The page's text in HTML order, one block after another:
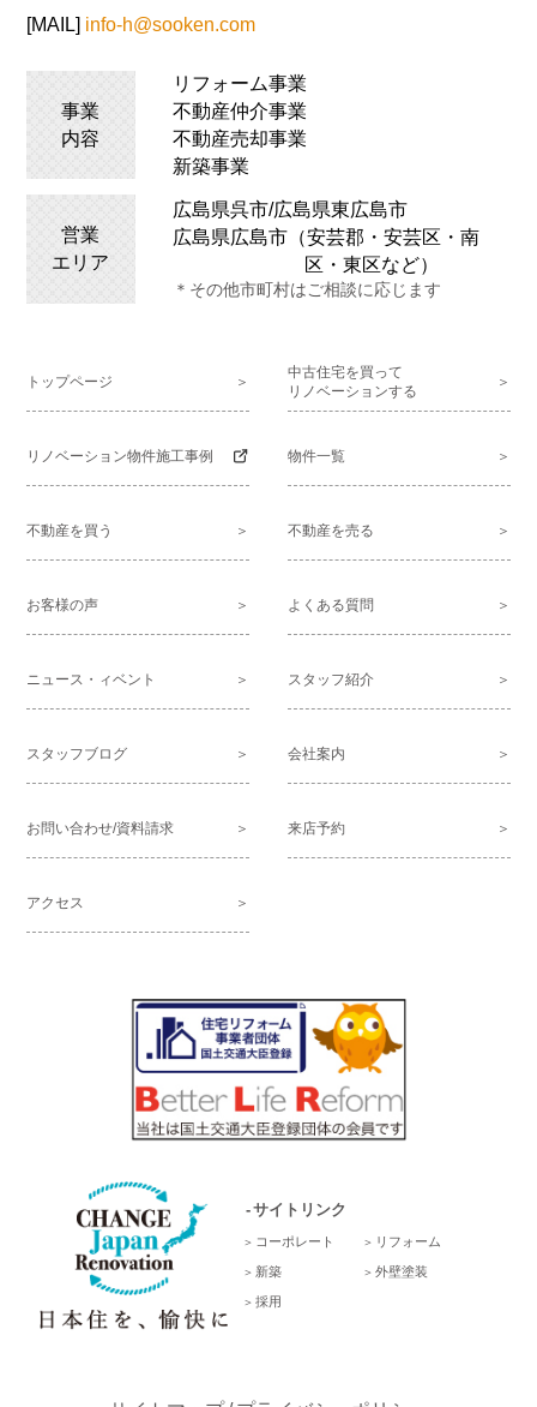
[MAIL] info-h@sooken.com
事業
内容
リフォーム事業
不動産仲介事業
不動産売却事業
新築事業
営業
エリア
広島県呉市/広島県東広島市
広島県広島市（安芸郡・安芸区・南
区・東区など）
＊その他市町村はご相談に応じます
トップページ
中古住宅を買って
リノベーションする
リノベーション物件施工事例 物件一覧
不動産を買う 不動産を売る
お客様の声 よくある質問
ニュース・ィベント スタッフ紹介
スタッフブログ 会社案内
お問い合わせ/資料請求 来店予約
アクセス
サイトリンク
コーポレート リフォーム
新築 外壁塗装
採用